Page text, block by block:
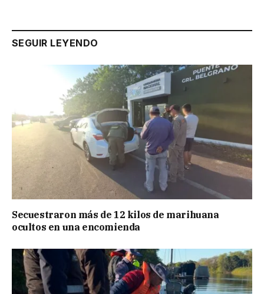
SEGUIR LEYENDO
Secuestraron más de 12 kilos de marihuana
ocultos en una encomienda